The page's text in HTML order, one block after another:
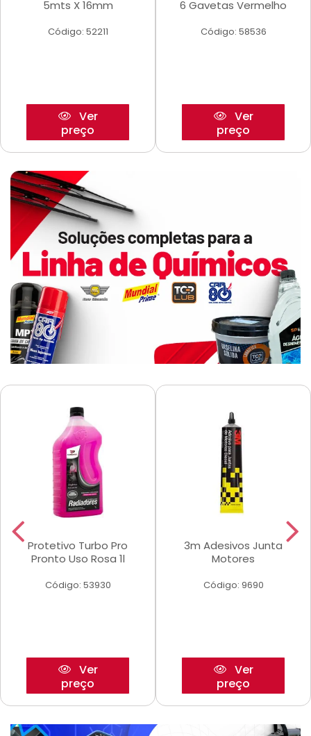
5mts X 16mm
Código: 52211
Ver
preço
6 Gavetas Vermelho
Código: 58536
Ver
preço
Protetivo Turbo Pro
Pronto Uso Rosa 1l
Código: 53930
Ver
preço
3m Adesivos Junta
Motores
Código: 9690
Ver
preço